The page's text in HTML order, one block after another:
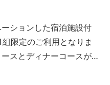
ションした宿泊施設付
限定のご利用となりま
スとディナーコースが